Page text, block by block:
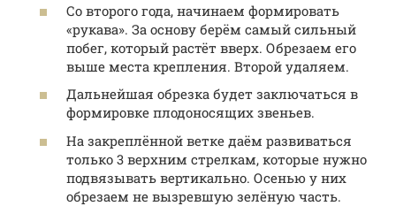
Со второго года, начинаем формировать
«рукава». За основу берём самый сильный
побег, который растёт вверх. Обрезаем его
выше места крепления. Второй удаляем.
Дальнейшая обрезка будет заключаться в
формировке плодоносящих звеньев.
На закреплённой ветке даём развиваться
только 3 верхним стрелкам, которые нужно
подвязывать вертикально. Осенью у них
обрезаем не вызревшую зелёную часть.